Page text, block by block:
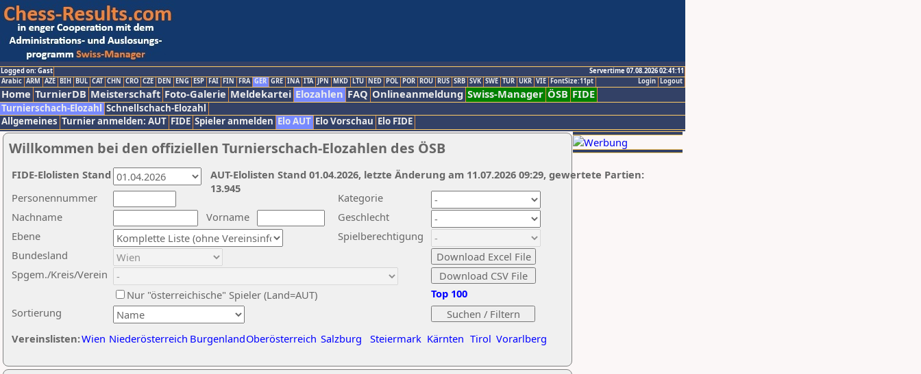
Logged on: Gast
Servertime 07.08.2026 02:41:11
Logout
Login
Arabic ARM AZE BIH BUL CAT CHN CRO CZE DEN ENG ESP FAI FIN FRA GER GRE INA ITA JPN MKD LTU NED POL POR ROU RUS SRB SVK SWE TUR UKR VIE FontSize:11pt
Home TurnierDB Meisterschaft Foto-Galerie Meldekartei Elozahlen FAQ Onlineanmeldung Swiss-Manager ÖSB FIDE
Turnierschach-Elozahl Schnellschach-Elozahl
Allgemeines Turnier anmelden: AUT FIDE Spieler anmelden Elo AUT Elo Vorschau Elo FIDE
Willkommen bei den offiziellen Turnierschach-Elozahlen des ÖSB
Nachname
Vorname
Ebene
Kategorie
Sortierung
Personennummer
Bundesland
Spgem./Kreis/Verein
Geschlecht
Nur "österreichische" Spieler (Land=AUT)
Spielberechtigung
Vereinslisten:Wien Niederösterreich BurgenlandOberösterreich Salzburg Steiermark Kärnten Tirol Vorarlberg
Top 100
AUT-Elolisten Stand 01.04.2026, letzte Änderung am 11.07.2026 09:29, gewertete Partien:
13.945
FIDE-Elolisten Stand